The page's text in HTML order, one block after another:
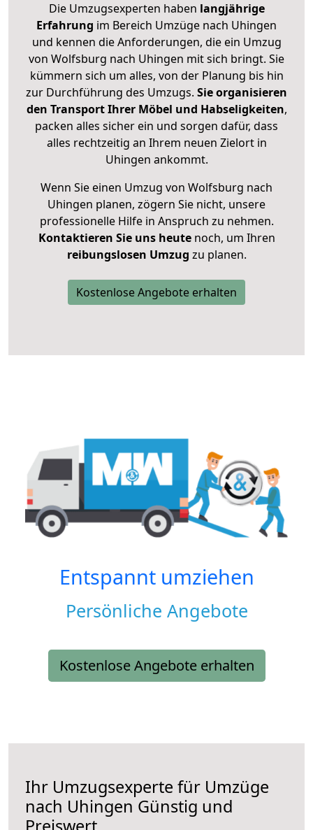
Die Umzugsexperten haben langjährige
Erfahrung im Bereich Umzüge nach Uhingen
und kennen die Anforderungen, die ein Umzug
von Wolfsburg nach Uhingen mit sich bringt. Sie
kümmern sich um alles, von der Planung bis hin
zur Durchführung des Umzugs. Sie organisieren
den Transport Ihrer Möbel und Habseligkeiten,
packen alles sicher ein und sorgen dafür, dass
alles rechtzeitig an Ihrem neuen Zielort in
Uhingen ankommt.
Wenn Sie einen Umzug von Wolfsburg nach
Uhingen planen, zögern Sie nicht, unsere
professionelle Hilfe in Anspruch zu nehmen.
Kontaktieren Sie uns heutenoch, um Ihren
reibungslosen Umzug zu planen.
Kostenlose Angebote erhalten
Entspannt umziehen
Persönliche Angebote
Kostenlose Angebote erhalten
Ihr Umzugsexperte für Umzüge
nach Uhingen Günstig und